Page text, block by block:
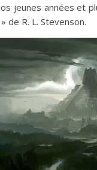
jeunes années et
de R. L. Stevenson.